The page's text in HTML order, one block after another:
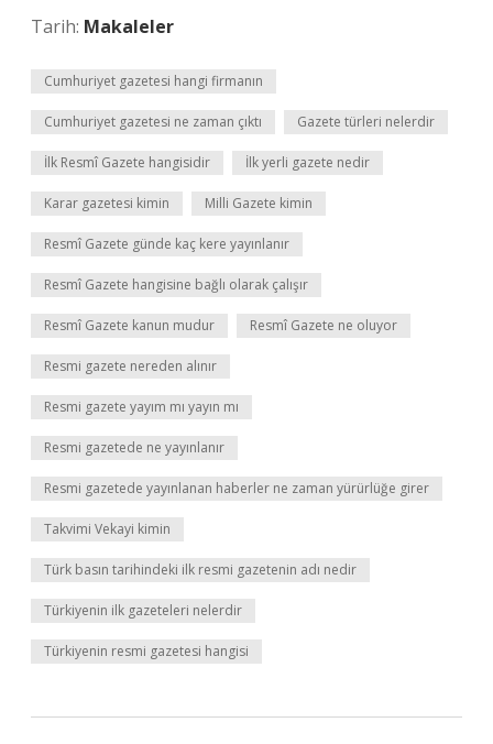
Tarih: Makaleler
Cumhuriyet gazetesi hangi firmanın
Cumhuriyet gazetesi ne zaman çıktı Gazete türleri nelerdir
İlk Resmî Gazete hangisidir İlk yerli gazete nedir
Karar gazetesi kimin Milli Gazete kimin
Resmî Gazete günde kaç kere yayınlanır
Resmî Gazete hangisine bağlı olarak çalışır
Resmî Gazete kanun mudur Resmî Gazete ne oluyor
Resmi gazete nereden alınır
Resmi gazete yayım mı yayın mı
Resmi gazetede ne yayınlanır
Resmi gazetede yayınlanan haberler ne zaman yürürlüğe girer
Takvimi Vekayi kimin
Türk basın tarihindeki ilk resmi gazetenin adı nedir
Türkiyenin ilk gazeteleri nelerdir
Türkiyenin resmi gazetesi hangisi